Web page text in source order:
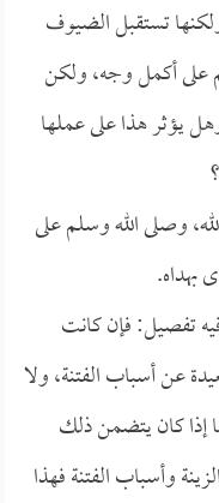
تستقبل الضيوف
على أكمل وجه، ولكن
يؤثر هذا على عملها
وصلى الله وسلم على
بهداه.
تفصيل: فإن كانت
عن أسباب الفتنة، ولا
إذا كان يتضمن ذلك
وأسباب الفتنة فهذا